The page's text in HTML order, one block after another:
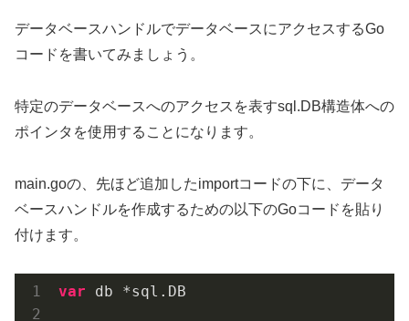
データベースハンドルでデータベースにアクセスするGo
コードを書いてみましょう。
特定のデータベースへのアクセスを表すsql.DB構造体への
ポインタを使用することになります。
main.goの、先ほど追加したimportコードの下に、データ
ベースハンドルを作成するための以下のGoコードを貼り
付けます。
var db *sql.DB